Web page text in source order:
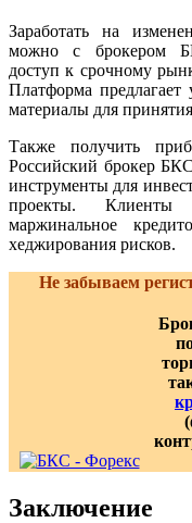
Заработать на
можно с брокером
доступ к срочному
Платформа
материалы для
Также получить
Российский брокер
инструменты для
проекты. Клиенты
маржинальное
хеджирования рисков.
Не забываем
Заключение